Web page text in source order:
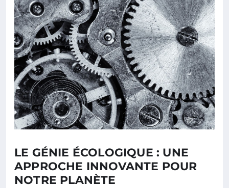
LE GÉNIE ÉCOLOGIQUE : UNE
APPROCHE INNOVANTE POUR
NOTRE PLANÈTE